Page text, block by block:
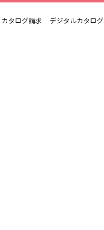
カタログ請求 デジタルカタログ